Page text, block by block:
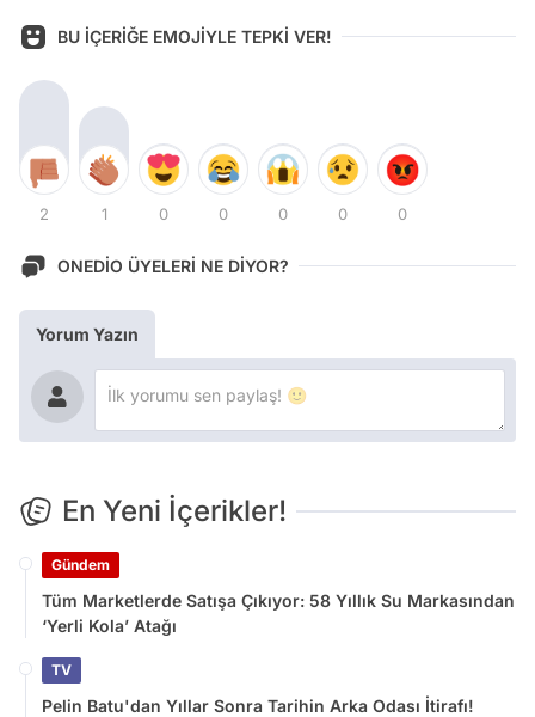
BU İÇERİĞE EMOJİYLE TEPKİ VER!
2 1 0 0 0 0 0
ONEDİO ÜYELERİ NE DİYOR?
Yorum Yazın
En Yeni İçerikler!
Gündem
Tüm Marketlerde Satışa Çıkıyor: 58 Yıllık Su Markasından
‘Yerli Kola’ Atağı
TV
Pelin Batu'dan Yıllar Sonra Tarihin Arka Odası İtirafı!